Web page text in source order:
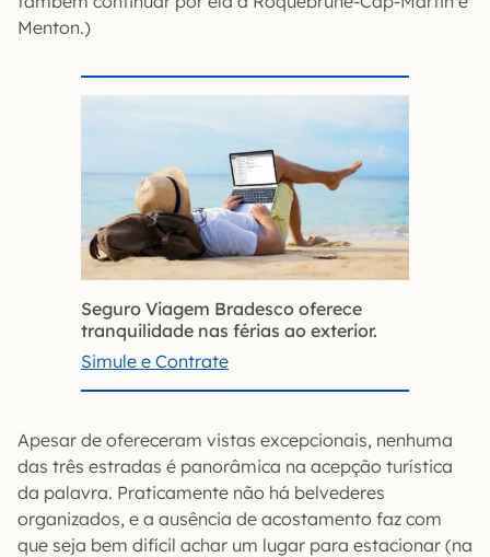
Menton.)
Seguro Viagem Bradesco oferece
tranquilidade nas férias ao exterior.
Simule e Contrate
Apesar de ofereceram vistas excepcionais, nenhuma
das três estradas é panorâmica na acepção turística
da palavra. Praticamente não há belvederes
organizados, e a ausência de acostamento faz com
que seja bem difícil achar um lugar para estacionar (na